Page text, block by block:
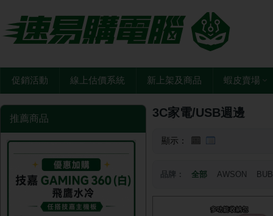
促銷活動 線上估價系統 新上架及商品 蝦皮賣場
推薦商品 3C家電/USB週邊
顯示：
品牌： 全部 AWSON